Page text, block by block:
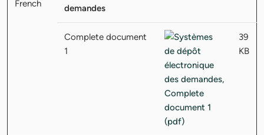
demandes
Complete document
1
39
KB